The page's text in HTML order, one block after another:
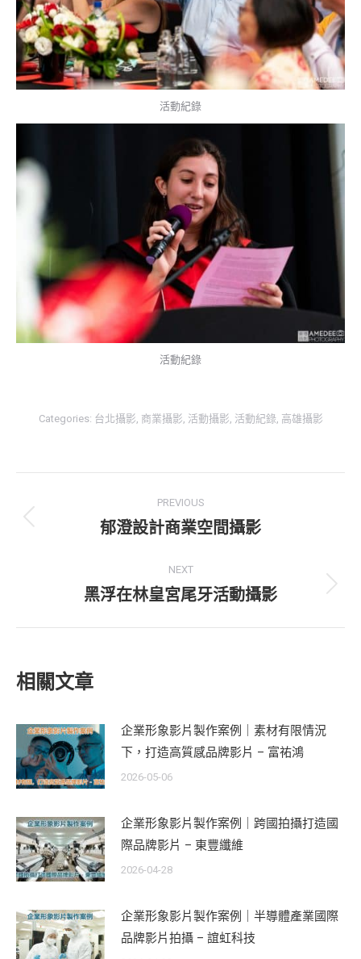
活動紀錄
活動紀錄
Categories: 台北攝影 商業攝影 活動攝影 活動紀錄, 高雄攝影
navigation
PREVIOUS
Previous
郁澄設計商業空間攝影
NEXT
Next
黑浮在林皇宮尾牙活動攝影
相關文章
企業形象影片製作案例｜素材有限情況
下，打造高質感品牌影片 – 富祐鴻
2026-05-06
企業形象影片製作案例｜跨國拍攝打造國
際品牌影片 – 東豐纖維
2026-04-28
企業形象影片製作案例｜半導體產業國際
品牌影片拍攝 – 誼虹科技